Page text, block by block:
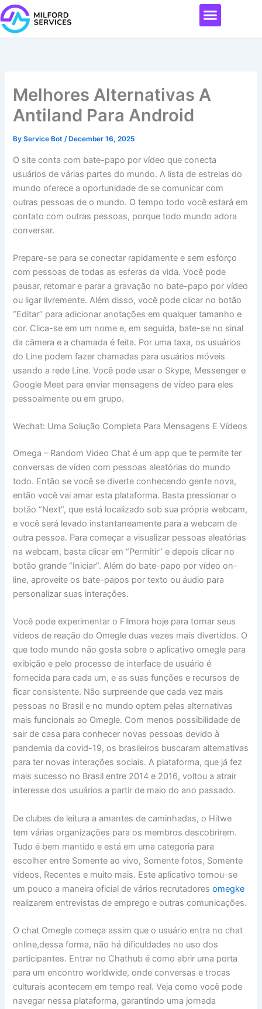
Skip
to
content
Menu
Melhores Alternativas A
Antiland Para Android
ByService Bot/ December 16, 2025
O site conta com bate-papo por vídeo que conecta
usuários de várias partes do mundo. A lista de estrelas do
mundo oferece a oportunidade de se comunicar com
outras pessoas de o mundo. O tempo todo você estará em
contato com outras pessoas, porque todo mundo adora
conversar.
Prepare-se para se conectar rapidamente e sem esforço
com pessoas de todas as esferas da vida. Você pode
pausar, retomar e parar a gravação no bate-papo por vídeo
ou ligar livremente. Além disso, você pode clicar no botão
“Editar” para adicionar anotações em qualquer tamanho e
cor. Clica-se em um nome e, em seguida, bate-se no sinal
da câmera e a chamada é feita. Por uma taxa, os usuários
do Line podem fazer chamadas para usuários móveis
usando a rede Line. Você pode usar o Skype, Messenger e
Google Meet para enviar mensagens de vídeo para eles
pessoalmente ou em grupo.
Wechat: Uma Solução Completa Para Mensagens E Vídeos
Omega – Random Video Chat é um app que te permite ter
conversas de vídeo com pessoas aleatórias do mundo
todo. Então se você se diverte conhecendo gente nova,
então você vai amar esta plataforma. Basta pressionar o
botão “Next”, que está localizado sob sua própria webcam,
e você será levado instantaneamente para a webcam de
outra pessoa. Para começar a visualizar pessoas aleatórias
na webcam, basta clicar em “Permitir” e depois clicar no
botão grande “Iniciar”. Além do bate-papo por vídeo on-
line, aproveite os bate-papos por texto ou áudio para
personalizar suas interações.
Você pode experimentar o Filmora hoje para tornar seus
vídeos de reação do Omegle duas vezes mais divertidos. O
que todo mundo não gosta sobre o aplicativo omegle para
exibição e pelo processo de interface de usuário é
fornecida para cada um, e as suas funções e recursos de
ficar consistente. Não surpreende que cada vez mais
pessoas no Brasil e no mundo optem pelas alternativas
mais funcionais ao Omegle. Com menos possibilidade de
sair de casa para conhecer novas pessoas devido à
pandemia da covid-19, os brasileiros buscaram alternativas
para ter novas interações sociais. A plataforma, que já fez
mais sucesso no Brasil entre 2014 e 2016, voltou a atrair
interesse dos usuários a partir de maio do ano passado.
De clubes de leitura a amantes de caminhadas, o Hitwe
tem várias organizações para os membros descobrirem.
Tudo é bem mantido e está em uma categoria para
escolher entre Somente ao vivo, Somente fotos, Somente
vídeos, Recentes e muito mais. Este aplicativo tornou-se
um pouco a maneira oficial de vários recrutadoresomegke
realizarem entrevistas de emprego e outras comunicações.
O chat Omegle começa assim que o usuário entra no chat
online,dessa forma, não há dificuldades no uso dos
participantes. Entrar no Chathub é como abrir uma porta
para um encontro worldwide, onde conversas e trocas
culturais acontecem em tempo real. Veja como você pode
navegar nessa plataforma, garantindo uma jornada